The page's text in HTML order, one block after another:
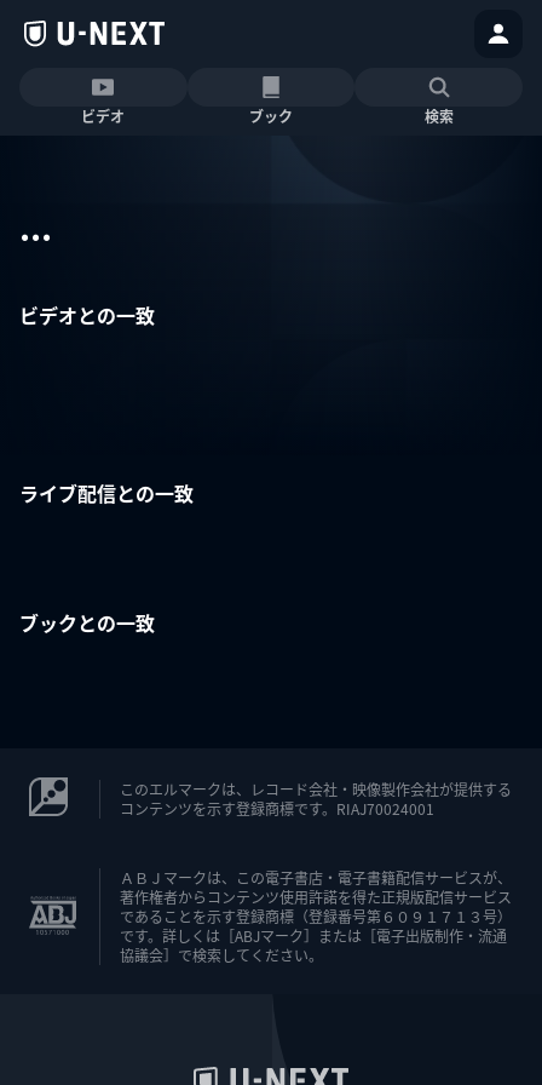
ビデオ ブック 検索
...
ビデオとの一致
ライブ配信との一致
ブックとの一致
このエルマークは、レコード会社・映像製作会社が提供する
コンテンツを示す登録商標です。RIAJ70024001
ＡＢＪマークは、この電子書店・電子書籍配信サービスが、
著作権者からコンテンツ使用許諾を得た正規版配信サービス
であることを示す登録商標（登録番号第６０９１７１３号）
です。詳しくは［ABJマーク］または［電子出版制作・流通
協議会］で検索してください。